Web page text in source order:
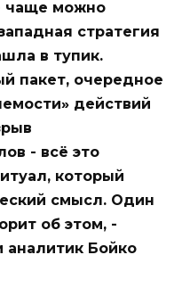
чаще можно
стратегия
в тупик.
пакет, очередное
действий
- всё это
который
смысл. Один
об этом, -
аналитик Бойко